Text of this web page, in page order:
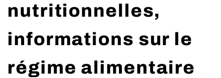
nutritionnelles,
informations sur le
régime alimentaire